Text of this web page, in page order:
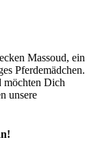
Massoud, ein
Pferdemädchen.
möchten Dich
unsere